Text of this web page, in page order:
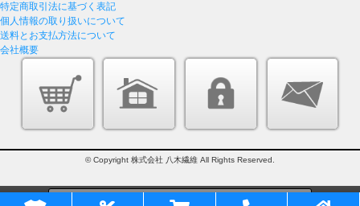
特定商取引法に基づく表記
個人情報の取り扱いについて
送料とお支払方法について
会社概要
© Copyright 株式会社 八木繊維 All Rights Reserved.